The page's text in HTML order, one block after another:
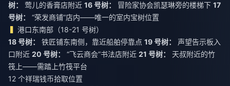
树：
莺儿的香膏店附近 16 号树： 冒险家协会凯瑟琳旁的楼梯下 17
号树：
“荣发商铺”店内——唯一的室内宝树位置
港口东南部（18-21 号树）
18 号树：
铁匠铺东南侧，靠近船舶停靠点 19 号树：
声望告示板入
口附近 20 号树： “飞云商会”书法店附近 21 号树：
天叔附近的竹
筏上——需踏上竹筏平台
12 个祥瑞钱币拾取位置